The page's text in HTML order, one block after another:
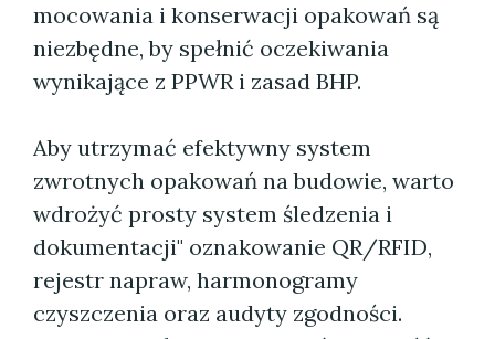
mocowania i konserwacji opakowań są
niezbędne, by spełnić oczekiwania
wynikające z PPWR i zasad BHP.
Aby utrzymać efektywny system
zwrotnych opakowań na budowie, warto
wdrożyć prosty system śledzenia i
dokumentacji" oznakowanie QR/RFID,
rejestr napraw, harmonogramy
czyszczenia oraz audyty zgodności.